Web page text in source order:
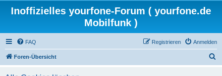
Inoffizielles yourfone-Forum ( yourfone.de
Mobilfunk )
FAQ Anmelden
Registrieren
Foren-Übersicht